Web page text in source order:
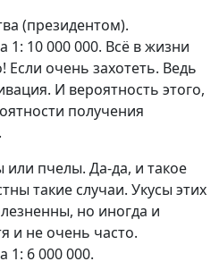
(президентом).
1: 10 000 000. Всё в жизни
очень захотеть. Ведь
И вероятность этого,
получения
или пчелы. Да-да, и такое
такие случаи. Укусы этих
но иногда и
и не очень часто.
1: 6 000 000.